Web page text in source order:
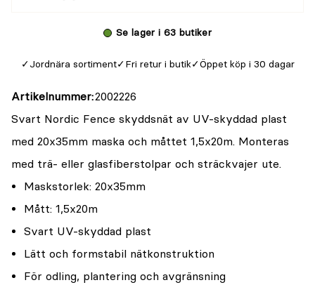
Se lager i 63 butiker
Jordnära sortiment Fri retur i butik Öppet köp i 30 dagar
Artikelnummer 2002226
Svart Nordic Fence skyddsnät av UV-skyddad plast
med 20x35mm maska och måttet 1,5x20m. Monteras
med trä- eller glasfiberstolpar och sträckvajer ute.
Maskstorlek: 20x35mm
Mått: 1,5x20m
Svart UV-skyddad plast
Lätt och formstabil nätkonstruktion
För odling, plantering och avgränsning